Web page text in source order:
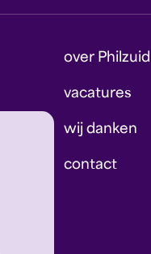
over Philzuid
vacatures
wij danken
contact